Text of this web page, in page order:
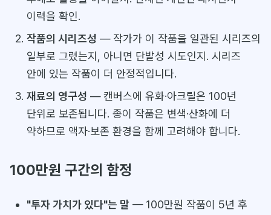
이력을 확인.
작품의 시리즈성 — 작가가 이 작품을 일관된 시리즈의
일부로 그렸는지, 아니면 단발성 시도인지. 시리즈
안에 있는 작품이 더 안정적입니다.
재료의 영구성 — 캔버스에 유화·아크릴은 100년
단위로 보존됩니다. 종이 작품은 변색·산화에 더
약하므로 액자·보존 환경을 함께 고려해야 합니다.
100만원 구간의 함정
"투자 가치가 있다"는 말— 100만원 작품이 5년 후